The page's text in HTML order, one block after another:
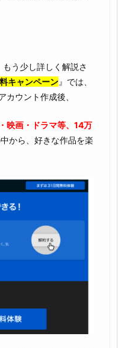
う少し詳しく解説さ
キャンペーン』では、
カウント作成後、
映画・ドラマ等、14万
から、好きな作品を楽